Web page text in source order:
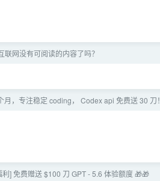
联网没有可阅读的内容了吗？
月，专注稳定 coding， Codex api 免费送 30 刀！
] 免费赠送 $100 刀 GPT - 5.6 体验额度 🎁🎁